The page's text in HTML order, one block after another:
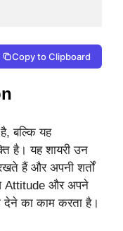
Copy to Clipboard
बल्कि यह
है। यह शायरी उन
हैं और अपनी शर्तों
Attitude और अपने
देने का काम करता है।